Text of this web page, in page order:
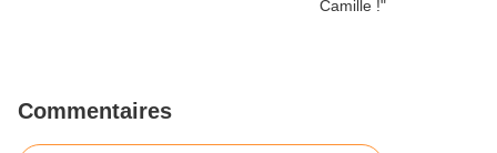
Commentaires